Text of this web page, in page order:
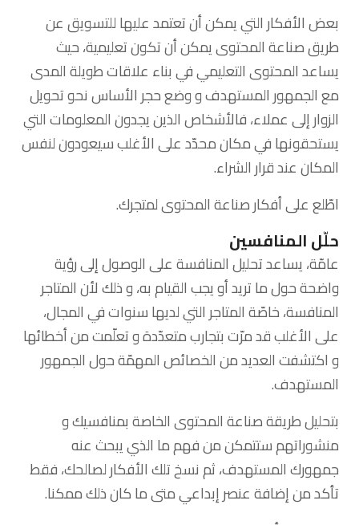
بعض الأفكار التي يمكن أن تعتمد عليها للتسويق عن
طريق صناعة المحتوى يمكن أن تكون تعليمية، حيث
يساعد المحتوى التعليمي في بناء علاقات طويلة المدى
مع الجمهور المستهدف و وضع حجر الأساس نحو تحويل
الزوار إلى عملاء، فالأشخاص الذين يجدون المعلومات التي
يستحقونها في مكان محدّد على الأغلب سيعودون لنفس
المكان عند قرار الشراء.
اطّلع على أفكار صناعة المحتوى لمتجرك.
حلّل المنافسين
عامّة، يساعد تحليل المنافسة على الوصول إلى رؤية
واضحة حول ما تريد أو يجب القيام به، و ذلك لأن المتاجر
المنافسة، خاصّة المتاجر التي لديها سنوات في المجال،
على الأغلب قد مرّت بتجارب متعدّدة و تعلّمت من أخطائها
و اكتشفت العديد من الخصائص المهمّة حول الجمهور
المستهدف.
بتحليل طريقة صناعة المحتوى الخاصة بمنافسيك و
منشوراتهم ستتمكن من فهم ما الذي يبحث عنه
جمهورك المستهدف، ثم نسخ تلك الأفكار لصالحك، فقط
تأكد من إضافة عنصر إبداعي متى ما كان ذلك ممكنا.